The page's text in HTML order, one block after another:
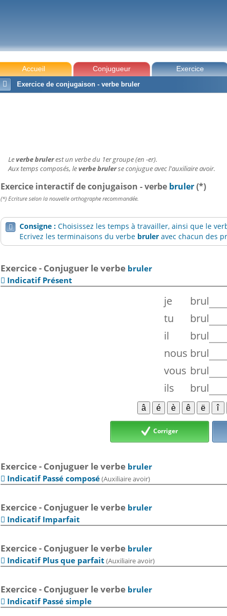
Accueil Conjugueur Exercice

Exercice de conjugaison - verbe bruler
Leverbe brulerest un verbe du 1er groupe (en -er).
Aux temps composés, leverbe brulerse conjugue avec l'auxiliaire avoir.
Exercice interactif de conjugaison - verbe bruler(*)
(*) Ecriture selon la nouvelle orthographe recommandée.
 Consigne :Choisissez les temps à travailler, ainsi que le
Ecrivez les terminaisons du verbe bruler avec chacun des
Exercice - Conjuguer le verbe bruler
 Indicatif Présent
je
brul
tu
brul
il
brul
nous brul
vous brul
ils
brul
Corriger
Exercice - Conjuguer le verbe bruler
 Indicatif Passé composé(Auxiliaire avoir)
Exercice - Conjuguer le verbe bruler
 Indicatif Imparfait
Exercice - Conjuguer le verbe bruler
 Indicatif Plus que parfait (Auxiliaire avoir)
Exercice - Conjuguer le verbe bruler
 Indicatif Passé simple